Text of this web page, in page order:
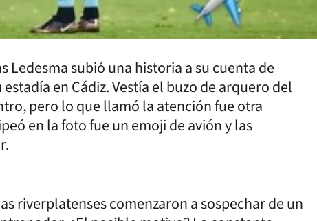
Ledesma subió una historia a su cuenta de
en Cádiz. Vestía el buzo de arquero del
pero lo que llamó la atención fue otra
en la foto fue un emoji de avión y las
riverplatenses comenzaron a sospechar de un